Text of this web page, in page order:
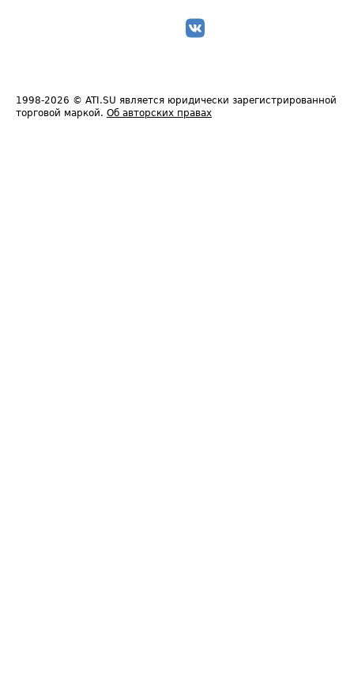
1998-2026 © ATI.SU является юридически зарегистрированной
торговой маркой. Об авторских правах